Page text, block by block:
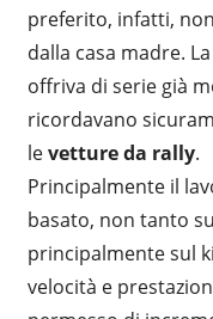
preferito, infatti,
dalla casa madre. La
offriva di serie già
ricordavano
levetture da rally.
Principalmente il
basato, non tanto
principalmente sul
velocità e